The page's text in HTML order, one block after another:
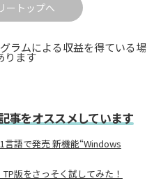
ートップへ
ラムによる収益を得ている場
ります
事をオススメしています
言語で発売 新機能“Windows
版をさっそく試してみた！